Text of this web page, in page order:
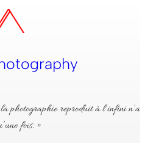
photographie reproduit à l’infini n’a
fois. »